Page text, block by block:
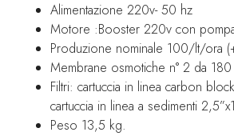
Alimentazione 220v- 50 hz
Motore :Booster 220v con
Produzione nominale 100/lt/ora
Membrane osmotiche n° 2 da
Filtri: cartuccia in linea carbon
cartuccia in linea a sedimenti
Peso 13,5 kg.